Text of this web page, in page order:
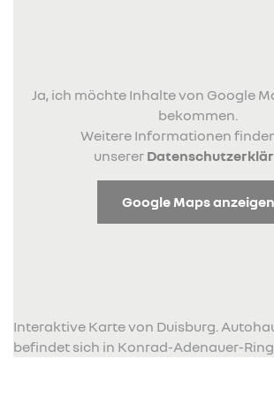
Ja, ich möchte Inhalte von Google
bekommen.
Weitere Informationen
unserer
Google Maps anzeigen
Interaktive Karte von Duisburg.
befindet sich in Konrad-Adenauer-Ring